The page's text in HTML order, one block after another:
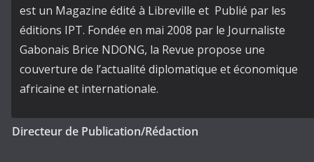
est un Magazine édité à Libreville et Publié par les
éditions IPT. Fondée en mai 2008 par le Journaliste
Gabonais Brice NDONG, la Revue propose une
couverture de l’actualité diplomatique et économique
africaine et internationale.
Directeur de Publication/Rédaction